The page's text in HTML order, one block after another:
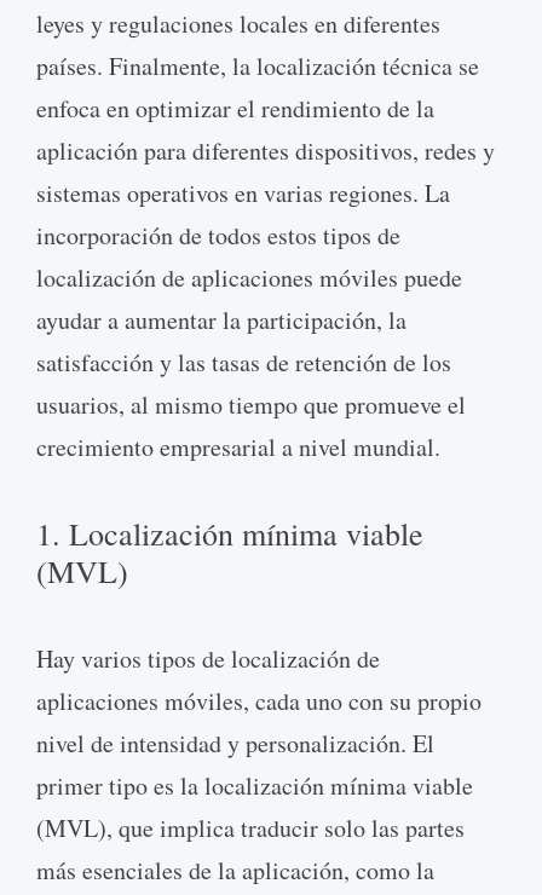
leyes y regulaciones locales en diferentes
países. Finalmente, la localización técnica se
enfoca en optimizar el rendimiento de la
aplicación para diferentes dispositivos, redes y
sistemas operativos en varias regiones. La
incorporación de todos estos tipos de
localización de aplicaciones móviles puede
ayudar a aumentar la participación, la
satisfacción y las tasas de retención de los
usuarios, al mismo tiempo que promueve el
crecimiento empresarial a nivel mundial.
1. Localización mínima viable
(MVL)
Hay varios tipos de localización de
aplicaciones móviles, cada uno con su propio
nivel de intensidad y personalización. El
primer tipo es la localización mínima viable
(MVL), que implica traducir solo las partes
más esenciales de la aplicación, como la